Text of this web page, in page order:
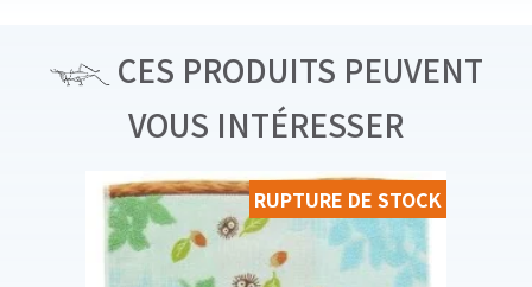
CES PRODUITS PEUVENT
VOUS INTÉRESSER
RUPTURE DE STOCK